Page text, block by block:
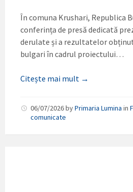
În comuna Krushari, Republica
conferința de presă dedicată
derulate și a rezultatelor
bulgari în cadrul proiectului…
Citește mai mult →
06/07/2026byPrimaria Lumina in
comunicate